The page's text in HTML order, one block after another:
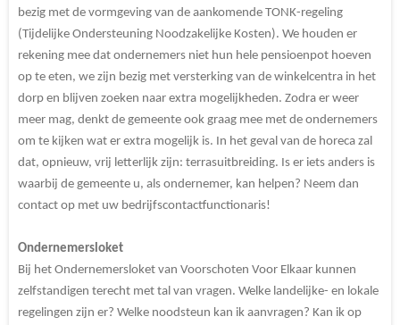
bezig met de vormgeving van de aankomende TONK-regeling
(Tijdelijke Ondersteuning Noodzakelijke Kosten). We houden er
rekening mee dat ondernemers niet hun hele pensioenpot hoeven
op te eten, we zijn bezig met versterking van de winkelcentra in het
dorp en blijven zoeken naar extra mogelijkheden. Zodra er weer
meer mag, denkt de gemeente ook graag mee met de ondernemers
om te kijken wat er extra mogelijk is. In het geval van de horeca zal
dat, opnieuw, vrij letterlijk zijn: terrasuitbreiding. Is er iets anders is
waarbij de gemeente u, als ondernemer, kan helpen? Neem dan
contact op met uw bedrijfscontactfunctionaris!
Ondernemersloket
Bij het Ondernemersloket van Voorschoten Voor Elkaar kunnen
zelfstandigen terecht met tal van vragen. Welke landelijke- en lokale
regelingen zijn er? Welke noodsteun kan ik aanvragen? Kan ik op